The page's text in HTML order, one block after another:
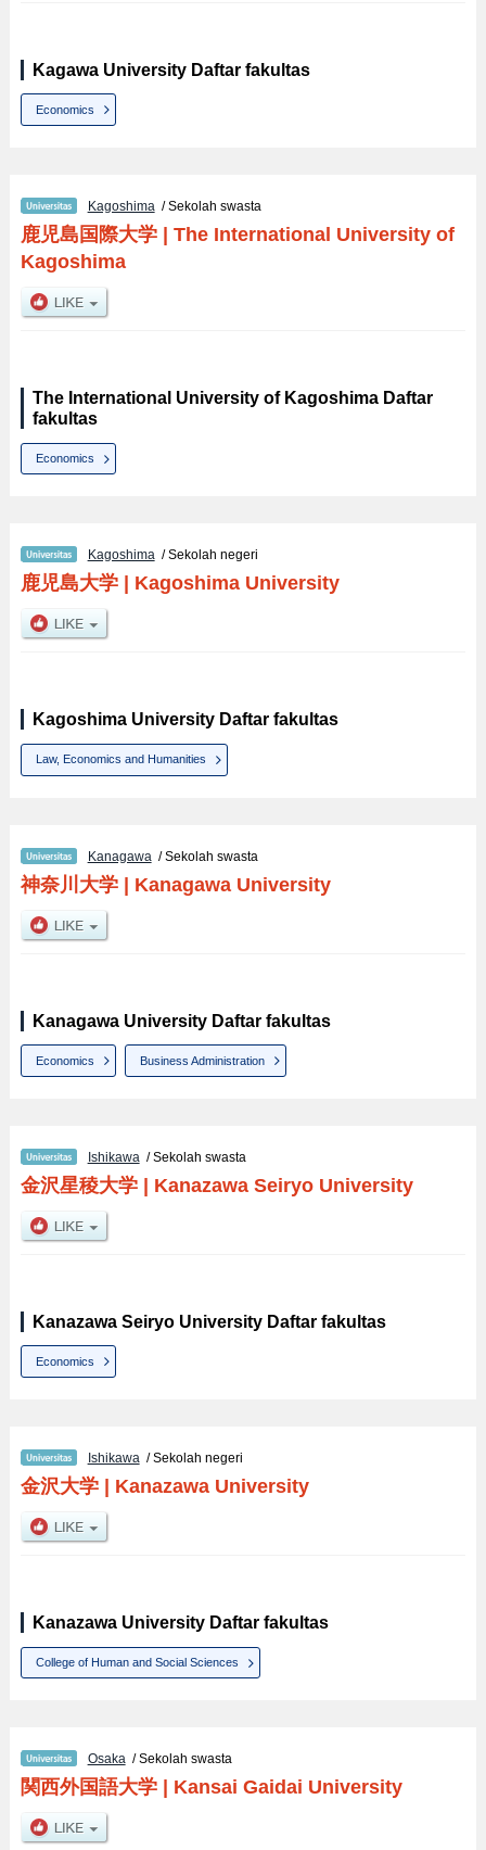
Kagawa University Daftar fakultas
Economics
Kagoshima/ Sekolah swasta
鹿児島国際大学| The International University of
Kagoshima
The International University of Kagoshima Daftar
fakultas
Economics
Kagoshima/ Sekolah negeri
鹿児島大学| Kagoshima University
Kagoshima University Daftar fakultas
Law, Economics and Humanities
Kanagawa / Sekolah swasta
神奈川大学| Kanagawa University
Kanagawa University Daftar fakultas
Economics Business Administration
Ishikawa/ Sekolah swasta
金沢星稜大学| Kanazawa Seiryo University
Kanazawa Seiryo University Daftar fakultas
Economics
Ishikawa/ Sekolah negeri
金沢大学| Kanazawa University
Kanazawa University Daftar fakultas
College of Human and Social Sciences
Osaka/ Sekolah swasta
関西外国語大学| Kansai Gaidai University